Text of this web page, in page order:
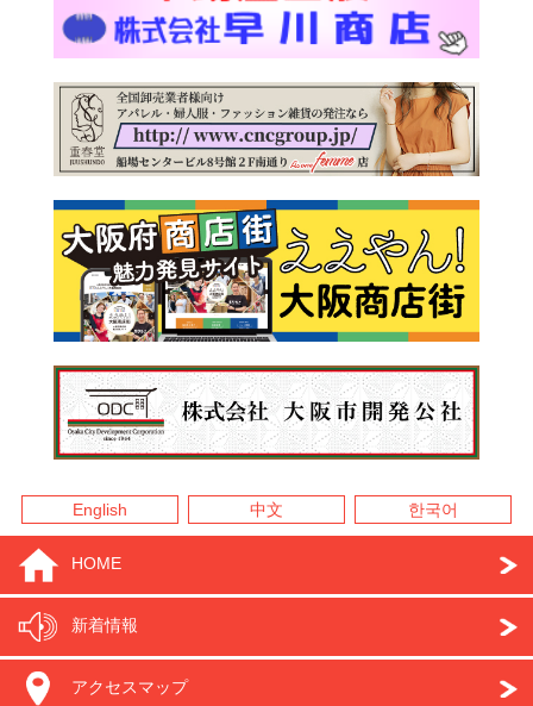
English 中文 한국어
HOME
新着情報
アクセスマップ